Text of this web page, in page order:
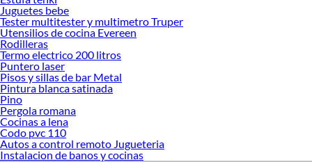
Juguetes bebe
Tester multitester y multimetro Truper
Utensilios de cocina Evereen
Rodilleras
Termo electrico 200 litros
Puntero laser
Pisos y sillas de bar Metal
Pintura blanca satinada
Pino
Pergola romana
Cocinas a lena
Codo pvc 110
Autos a control remoto Jugueteria
Instalacion de banos y cocinas